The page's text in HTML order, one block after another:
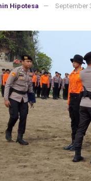
Hipotesa September